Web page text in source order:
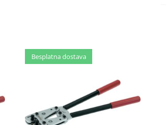
Besplatna dostava
Besplatna dostava